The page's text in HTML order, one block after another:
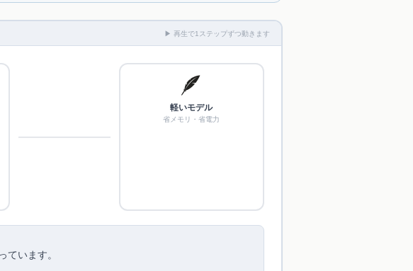
▶ 再生で1ステップずつ動きます
🪶
軽いモデル
省メモリ・省電力
ています。